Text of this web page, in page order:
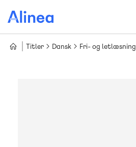
hovedindhold
Titler Dansk Fri- og letlæsning